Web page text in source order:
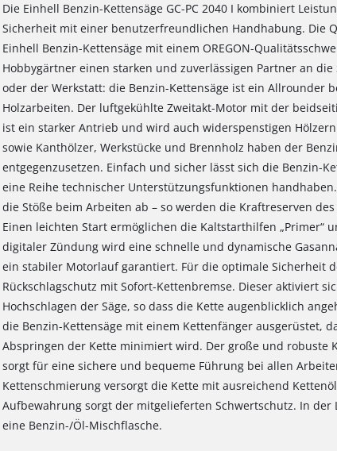
Die Einhell Benzin-Kettensäge GC-PC 2040 I kombiniert
Sicherheit mit einer benutzerfreundlichen Handhabung. Die
Einhell Benzin-Kettensäge mit einem OREGON-
Hobbygärtner einen starken und zuverlässigen Partner an die
oder der Werkstatt: die Benzin-Kettensäge ist ein Allrounder
Holzarbeiten. Der luftgekühlte Zweitakt-Motor mit der
ist ein starker Antrieb und wird auch widerspenstigen
sowie Kanthölzer, Werkstücke und Brennholz haben der
entgegenzusetzen. Einfach und sicher lässt sich die Benzin-
eine Reihe technischer Unterstützungsfunktionen
die Stöße beim Arbeiten ab – so werden die Kraftreserven
Einen leichten Start ermöglichen die Kaltstarthilfen „Primer“
digitaler Zündung wird eine schnelle und dynamische
ein stabiler Motorlauf garantiert. Für die optimale Sicherheit
Rückschlagschutz mit Sofort-Kettenbremse. Dieser aktiviert
Hochschlagen der Säge, so dass die Kette augenblicklich
die Benzin-Kettensäge mit einem Kettenfänger ausgerüstet,
Abspringen der Kette minimiert wird. Der große und robuste
sorgt für eine sichere und bequeme Führung bei allen
Kettenschmierung versorgt die Kette mit ausreichend
Aufbewahrung sorgt der mitgelieferten Schwertschutz. In
eine Benzin-/Öl-Mischflasche.